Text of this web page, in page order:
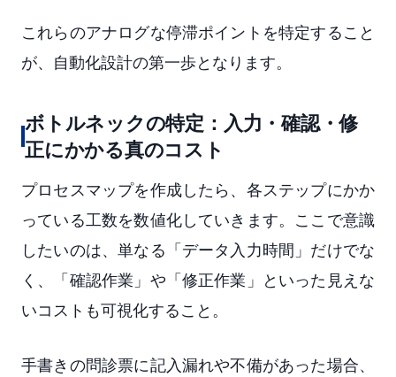
これらのアナログな停滞ポイントを特定すること
が、自動化設計の第一歩となります。
ボトルネックの特定：入力・確認・修
正にかかる真のコスト
プロセスマップを作成したら、各ステップにかか
っている工数を数値化していきます。ここで意識
したいのは、単なる「データ入力時間」だけでな
く、「確認作業」や「修正作業」といった見えな
いコストも可視化すること。
手書きの問診票に記入漏れや不備があった場合、